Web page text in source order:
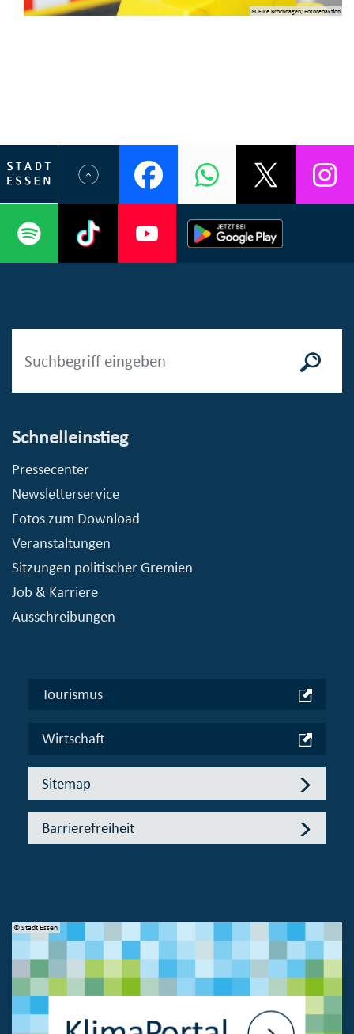
© Elke Brochhagen; Fotoredaktion
Schnelleinstieg
Pressecenter
Newsletterservice
Fotos zum Download
Veranstaltungen
Sitzungen politischer Gremien
Job & Karriere
Ausschreibungen
Tourismus
Wirtschaft
Sitemap
Barrierefreiheit
© Stadt Essen